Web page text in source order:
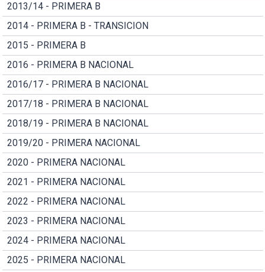
2013/14 - PRIMERA B
2014 - PRIMERA B - TRANSICION
2015 - PRIMERA B
2016 - PRIMERA B NACIONAL
2016/17 - PRIMERA B NACIONAL
2017/18 - PRIMERA B NACIONAL
2018/19 - PRIMERA B NACIONAL
2019/20 - PRIMERA NACIONAL
2020 - PRIMERA NACIONAL
2021 - PRIMERA NACIONAL
2022 - PRIMERA NACIONAL
2023 - PRIMERA NACIONAL
2024 - PRIMERA NACIONAL
2025 - PRIMERA NACIONAL